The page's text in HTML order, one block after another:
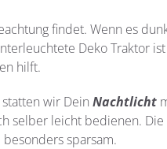
findet. Wenn es
Deko Traktor
hilft.
wir Dein Nachtlicht
selber leicht bedienen.
sparsam.